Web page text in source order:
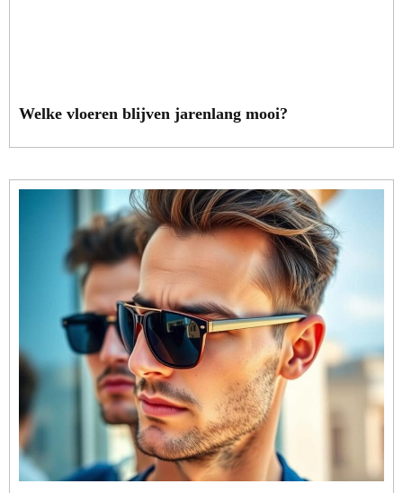
Welke vloeren blijven jarenlang mooi?